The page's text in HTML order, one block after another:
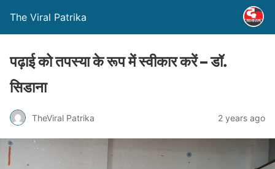
The Viral Patrika
पढ़ाई को तपस्या के रूप में स्वीकार करें – डॉ.
सिडाना
TheViral Patrika 2 years ago